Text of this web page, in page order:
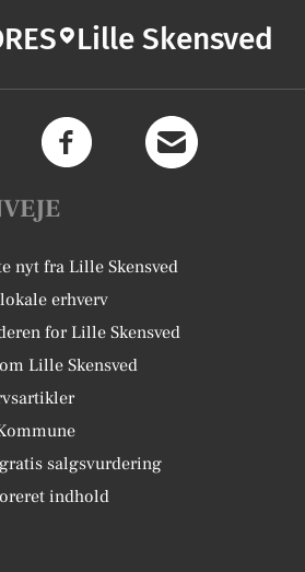
Lille Skensved
nyt fra Lille Skensved
erhverv
for Lille Skensved
Lille Skensved
salgsvurdering
indhold